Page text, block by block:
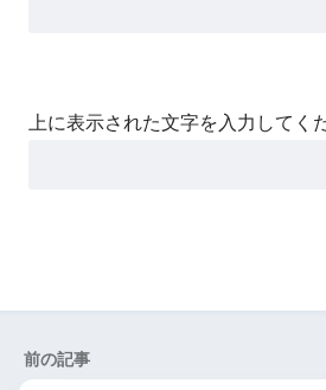
上に表示された文字を入力してく
前の記事